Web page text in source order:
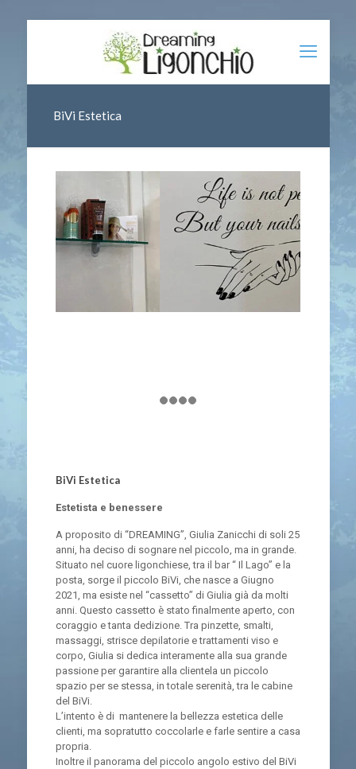
BiVi Estetica
BiVi Estetica
Estetista e benessere
A proposito di “DREAMING”, Giulia Zanicchi di soli 25
anni, ha deciso di sognare nel piccolo, ma in grande.
Situato nel cuore ligonchiese, tra il bar “ Il Lago” e la
posta, sorge il piccolo BiVi, che nasce a Giugno
2021, ma esiste nel “cassetto” di Giulia già da molti
anni. Questo cassetto è stato finalmente aperto, con
coraggio e tanta dedizione. Tra pinzette, smalti,
massaggi, strisce depilatorie e trattamenti viso e
corpo, Giulia si dedica interamente alla sua grande
passione per garantire alla clientela un piccolo
spazio per se stessa, in totale serenità, tra le cabine
del BiVi.
L’intento è di mantenere la bellezza estetica delle
clienti, ma sopratutto coccolarle e farle sentire a casa
propria.
Inoltre il panorama del piccolo angolo estivo del BiVi